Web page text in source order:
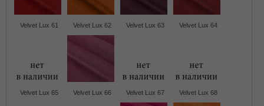
Velvet Lux 61 Velvet Lux 62 Velvet Lux 63 Velvet Lux 64
Velvet Lux 65 Velvet Lux 66 Velvet Lux 67 Velvet Lux 68